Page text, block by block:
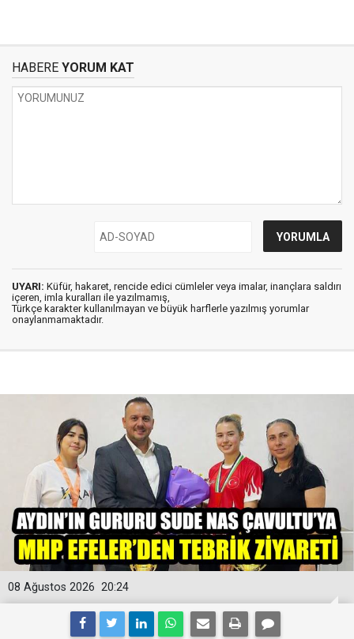
HABERE YORUM KAT
UYARI: Küfür, hakaret, rencide edici cümleler veya imalar, inançlara saldırı
içeren, imla kuralları ile yazılmamış,
Türkçe karakter kullanılmayan ve büyük harflerle yazılmış yorumlar
onaylanmamaktadır.
20:24
08 Ağustos 2026